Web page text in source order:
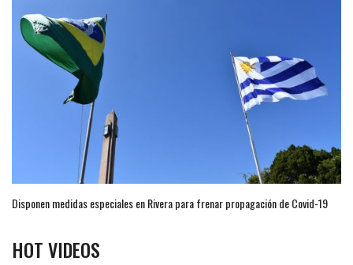
Disponen medidas especiales en Rivera para frenar propagación de Covid-19
HOT VIDEOS